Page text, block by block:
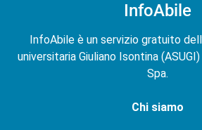
InfoAbile
InfoAbile è un servizio gratuito
universitaria Giuliano Isontina
Spa.
Chi siamo